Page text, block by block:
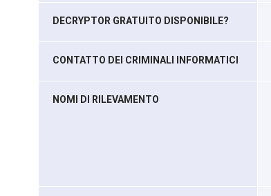
DECRYPTOR GRATUITO DISPONIBILE?
CONTATTO DEI CRIMINALI INFORMATICI
NOMI DI RILEVAMENTO